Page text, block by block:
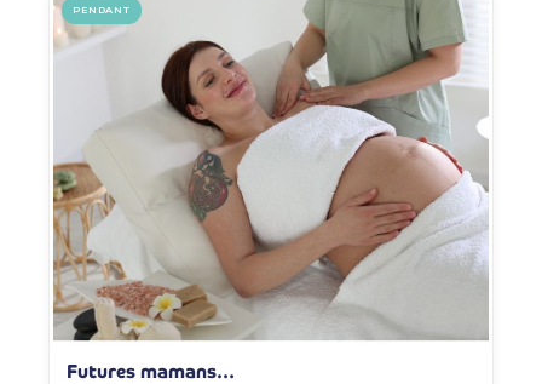
PENDANT
Futures mamans…